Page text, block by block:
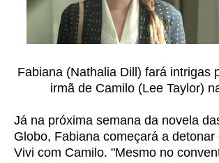
Fabiana (Nathalia Dill) fará intrigas
irmã de Camilo (Lee Taylor)
Já na próxima semana da novela
Globo, Fabiana começará a
Vivi com Camilo. "Mesmo no